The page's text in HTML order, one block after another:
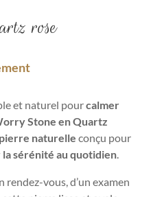
rose
et naturel pourcalmer
Stone en Quartz
naturelle conçu pour
sérénité au quotidien
rendez-vous, d’un examen